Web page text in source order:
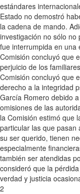
estándares
Estado no demostró
la cadena de mando.
investigación no sólo
fue interrumpida en una
Comisión concluyó que
perjuicio de los
Comisión concluyó que
derecho a la integridad
García Romero debido
omisiones de las
la Comisión estimó que
particular las que pasan
su ser querido, tienen
especialmente
también ser atendidas
consideró que la
verdad y justicia
2